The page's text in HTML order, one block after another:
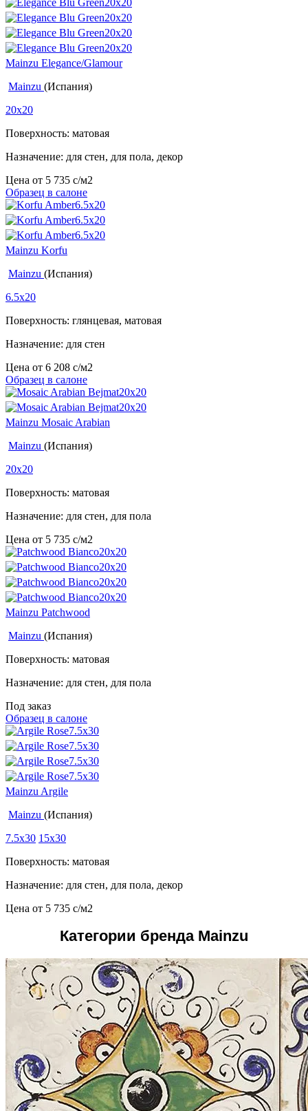
Mainzu Elegance/Glamour
Mainzu (Испания)
20x20
Поверхность: матовая
Назначение: для стен, для пола, декор
Цена от 5 735 c/м2
Образец в салоне
Mainzu Korfu
Mainzu (Испания)
6.5x20
Поверхность: глянцевая, матовая
Назначение: для стен
Цена от 6 208 c/м2
Образец в салоне
Mainzu Mosaic Arabian
Mainzu (Испания)
20x20
Поверхность: матовая
Назначение: для стен, для пола
Цена от 5 735 c/м2
Mainzu Patchwood
Mainzu (Испания)
Поверхность: матовая
Назначение: для стен, для пола
Под заказ
Образец в салоне
Mainzu Argile
Mainzu (Испания)
7.5x30 15x30
Поверхность: матовая
Назначение: для стен, для пола, декор
Цена от 5 735 c/м2
Категории бренда Mainzu